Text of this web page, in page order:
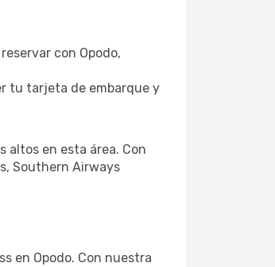
con Opodo,
tu tarjeta de embarque y
altos en esta área. Con
Southern Airways
en Opodo. Con nuestra